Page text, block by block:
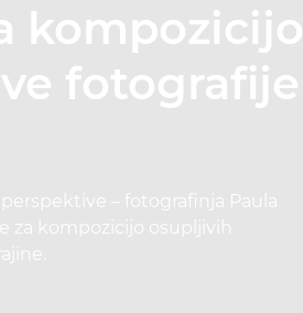
kompozicijo
fotografije
– fotografinja Paula
za kompozicijo osupljivih